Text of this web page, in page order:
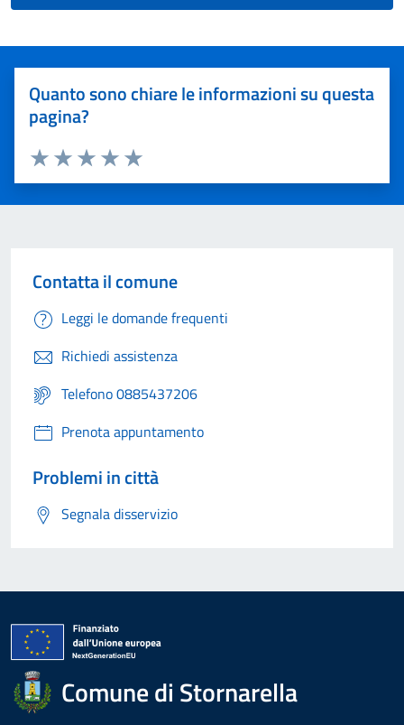
Quanto sono chiare le informazioni su questa
pagina?
Valuta 5 stelle su 5
Valuta 4 stelle su 5
Valuta 3 stelle su 5
Valuta 2 stelle su 5
Valuta 1 stelle su 5
Contatta il comune
Leggi le domande frequenti
Richiedi assistenza
Telefono 0885437206
Prenota appuntamento
Problemi in città
Segnala disservizio
Comune di Stornarella